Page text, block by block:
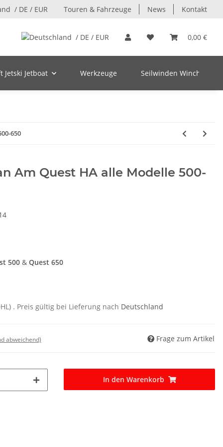
/ DE / EUR Touren & Fahrzeuge News Kontakt
/ DE / EUR 0,00 €
Jetski Jetboat Werkzeuge Seilwinden Winch
650
Am Quest HA alle Modelle 500-
500 & Quest 650
. Preis gültig bei Lieferung nach Deutschland
abweichend) Frage zum Artikel
In den Warenkorb